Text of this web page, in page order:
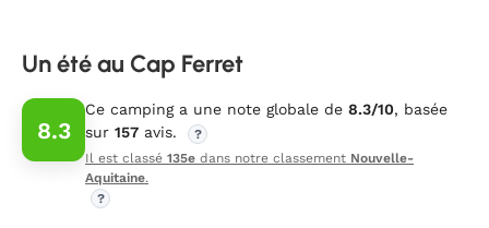
Un été au Cap Ferret
8.3
Ce camping a une note globale de 8.3/10, basée
sur 157 avis.
?
Il est classé 135e dans notre classement Nouvelle-
Aquitaine.
?